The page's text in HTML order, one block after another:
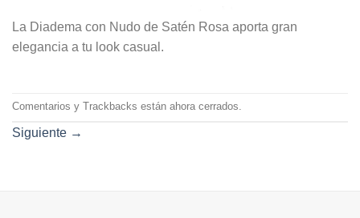
La Diadema con Nudo de Satén Rosa aporta gran
elegancia a tu look casual.
Comentarios y Trackbacks están ahora cerrados.
Siguiente →